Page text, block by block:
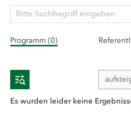
Programm (0)
Es wurden leider keine